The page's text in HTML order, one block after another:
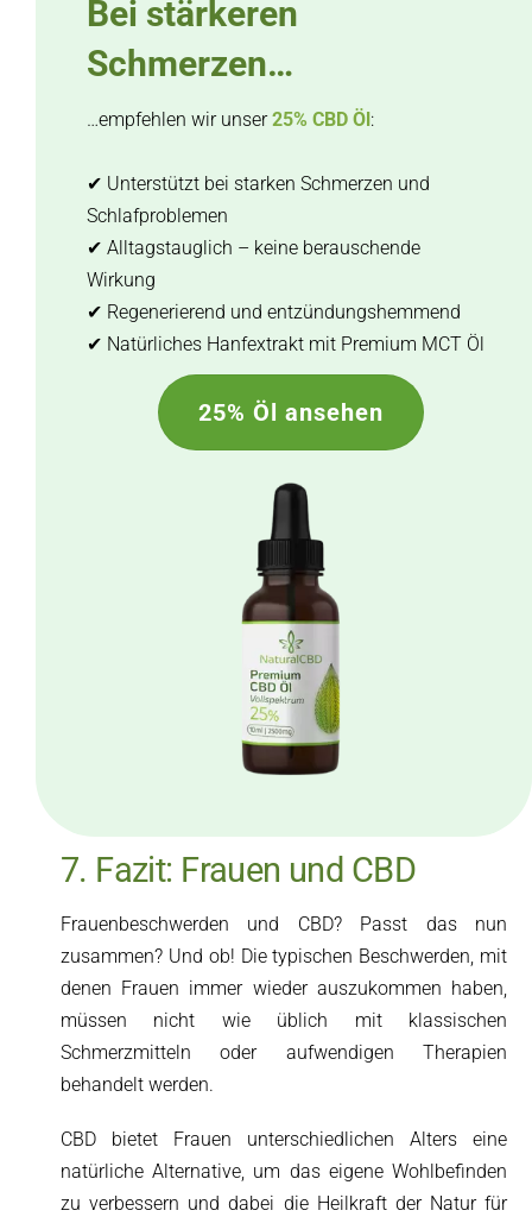
Bei stärkeren
Schmerzen…
…empfehlen wir unser25% CBD Öl:
✔ Unterstützt bei starken Schmerzen und
Schlafproblemen
✔ Alltagstauglich – keine berauschende
Wirkung
✔ Regenerierend und entzündungshemmend
✔ Natürliches Hanfextrakt mit Premium MCT Öl
25% Öl ansehen
7. Fazit: Frauen und CBD
Frauenbeschwerden und CBD? Passt das nun
zusammen? Und ob! Die typischen Beschwerden, mit
denen Frauen immer wieder auszukommen haben,
müssen nicht wie üblich mit klassischen
Schmerzmitteln oder aufwendigen Therapien
behandelt werden.
CBD bietet Frauen unterschiedlichen Alters eine
natürliche Alternative, um das eigene Wohlbefinden
zu verbessern und dabei die Heilkraft der Natur für